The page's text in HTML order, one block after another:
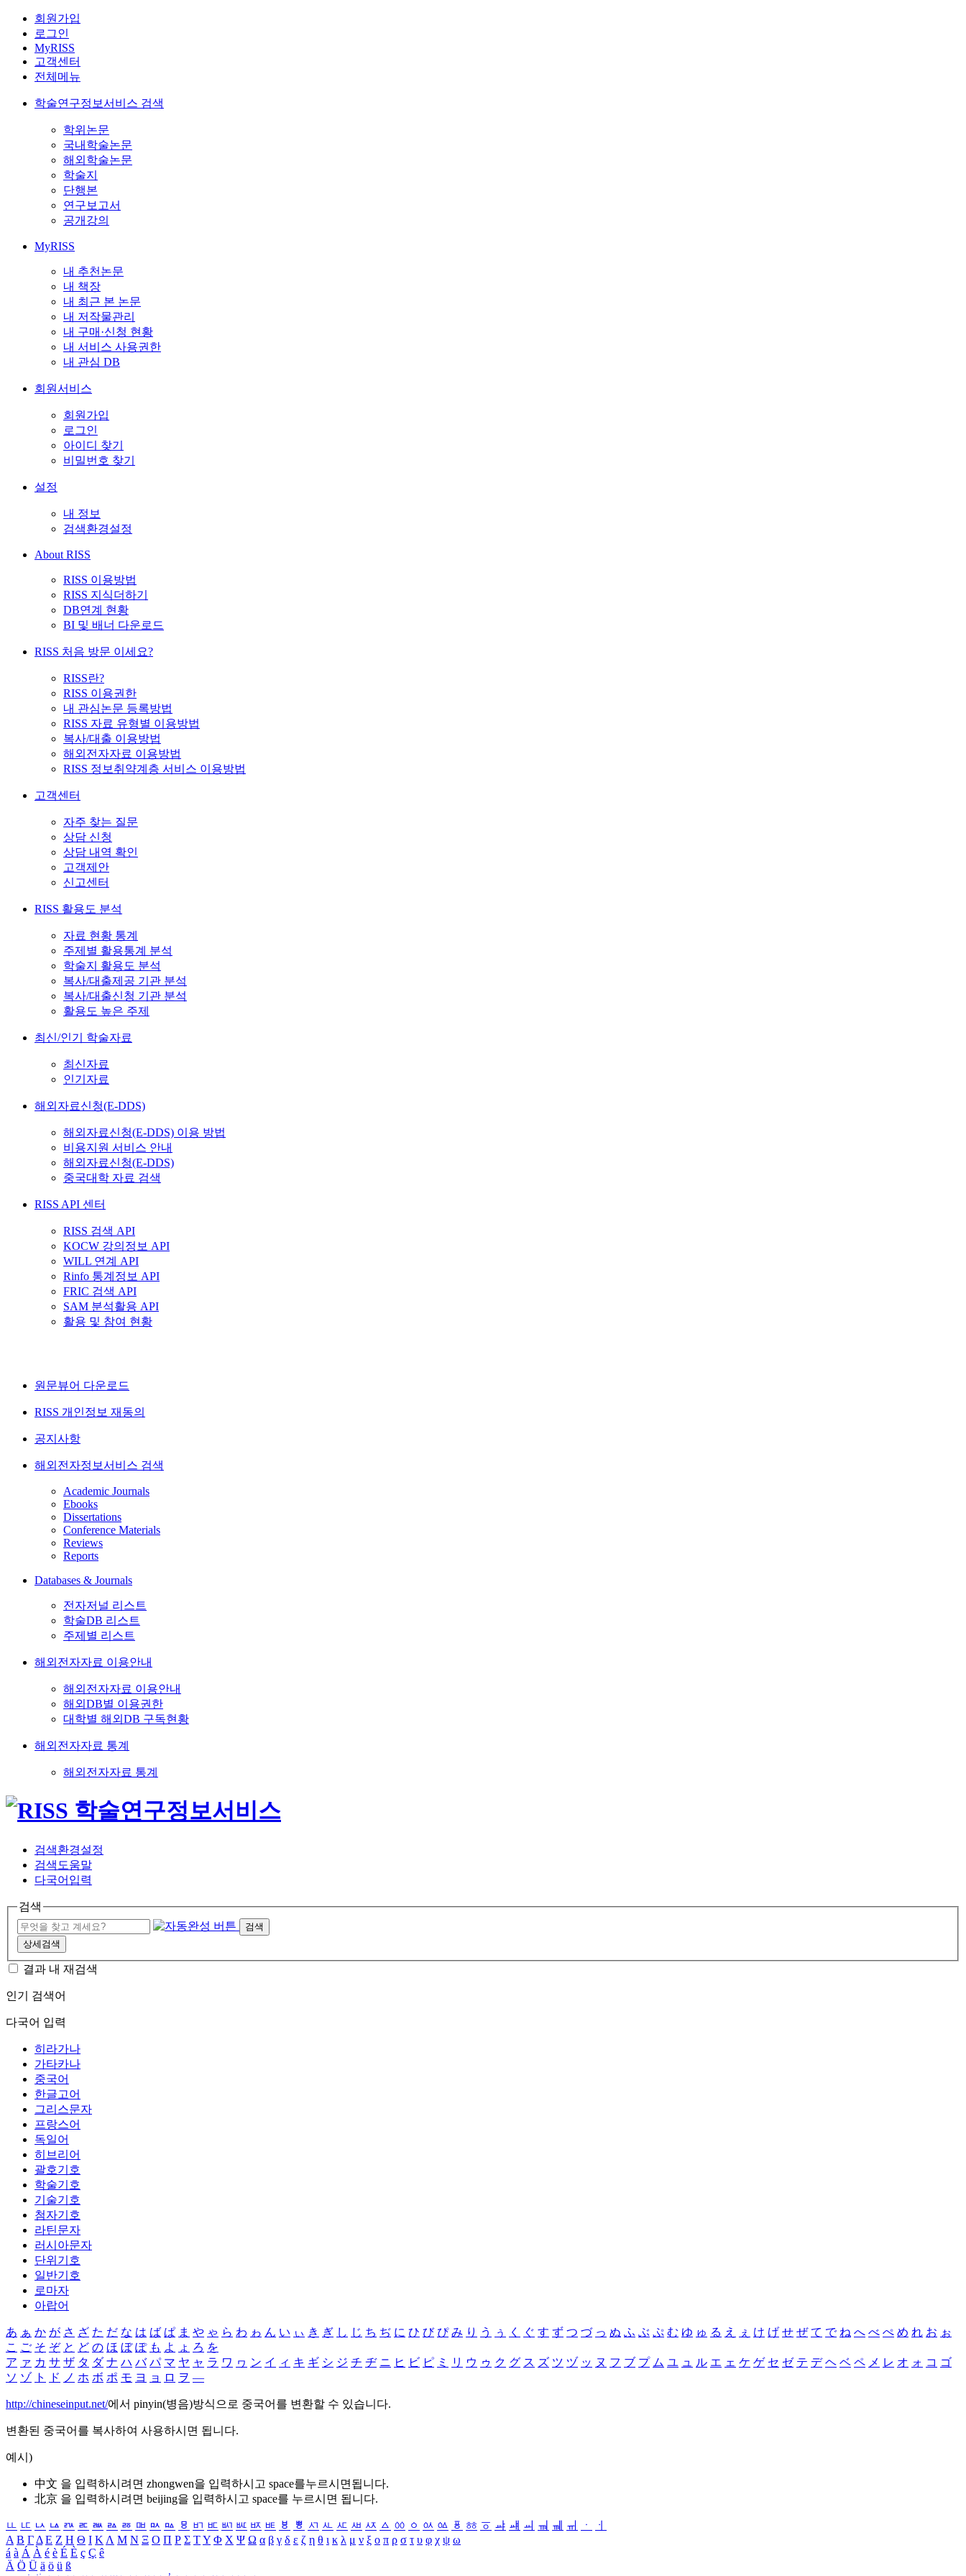
회원가입
로그인
MyRISS
고객센터
전체메뉴
학술연구정보서비스 검색
학위논문
국내학술논문
해외학술논문
학술지
단행본
연구보고서
공개강의
MyRISS
내 추천논문
내 책장
내 최근 본 논문
내 저작물관리
내 구매·신청 현황
내 서비스 사용권한
내 관심 DB
회원서비스
회원가입
로그인
아이디 찾기
비밀번호 찾기
설정
내 정보
검색환경설정
About RISS
RISS 이용방법
RISS 지식더하기
DB연계 현황
BI 및 배너 다운로드
RISS 처음 방문 이세요?
RISS란?
RISS 이용권한
내 관심논문 등록방법
RISS 자료 유형별 이용방법
복사/대출 이용방법
해외전자자료 이용방법
RISS 정보취약계층 서비스 이용방법
고객센터
자주 찾는 질문
상담 신청
상담 내역 확인
고객제안
신고센터
RISS 활용도 분석
자료 현황 통계
주제별 활용통계 분석
학술지 활용도 분석
복사/대출제공 기관 분석
복사/대출신청 기관 분석
활용도 높은 주제
최신/인기 학술자료
최신자료
인기자료
해외자료신청(E-DDS)
해외자료신청(E-DDS) 이용 방법
비용지원 서비스 안내
해외자료신청(E-DDS)
중국대학 자료 검색
RISS API 센터
RISS 검색 API
KOCW 강의정보 API
WILL 연계 API
Rinfo 통계정보 API
FRIC 검색 API
SAM 분석활용 API
활용 및 참여 현황
원문뷰어 다운로드
RISS 개인정보 재동의
공지사항
해외전자정보서비스 검색
Academic Journals
Ebooks
Dissertations
Conference Materials
Reviews
Reports
Databases & Journals
전자저널 리스트
학술DB 리스트
주제별 리스트
해외전자자료 이용안내
해외전자자료 이용안내
해외DB별 이용권한
대학별 해외DB 구독현황
해외전자자료 통계
해외전자자료 통계
검색환경설정
검색도움말
다국어입력
검색
검색
상세검색
결과 내 재검색
인기 검색어
다국어 입력
히라가나
가타카나
중국어
한글고어
그리스문자
프랑스어
독일어
히브리어
괄호기호
학술기호
기술기호
첨자기호
라틴문자
러시아문자
단위기호
일반기호
로마자
아랍어
あ ぁ か が さ ざ た だ な は ば ぱ ま や ゃ ら わ ゎ ん い ぃ き ぎ し じ ち ぢ に ひ び ぴ み り う ぅ く ぐ す ず つ づ っ ぬ ふ ぶ ぷ む ゆ ゅ る え ぇ け げ せ ぜ て で ね へ べ ぺ め れ お ぉ
こ ご そ ぞ と ど の ほ ぼ ぽ も よ ょ ろ を
ア ァ カ サ ザ タ ダ ナ ハ バ パ マ ヤ ャ ラ ワ ヮ ン イ ィ キ ギ シ ジ チ ヂ ニ ヒ ビ ピ ミ リ ウ ゥ ク グ ス ズ ツ ヅ ッ ヌ フ ブ プ ム ユ ュ ル エ ェ ケ ゲ セ ゼ テ デ ヘ ベ ペ メ レ オ ォ コ ゴ
ソ ゾ ト ド ノ ホ ボ ポ モ ヨ ョ ロ ヲ ―
http://chineseinput.net/에서 pinyin(병음)방식으로 중국어를 변환할 수 있습니다.
변환된 중국어를 복사하여 사용하시면 됩니다.
예시)
中文 을 입력하시려면 zhongwen을 입력하시고 space를누르시면됩니다.
北京 을 입력하시려면 beijing을 입력하시고 space를 누르시면 됩니다.
ㅥ ㅦ ㅧ ㅨ ㅩ ㅪ ㅫ ㅬ ㅭ ㅮ ㅯ ㅰ ㅱ ㅲ ㅳ ㅴ ㅵ ㅶ ㅷ ㅸ ㅹ ㅺ ㅻ ㅼ ㅽ ㅾ ㅿ ㆀ ㆁ ㆂ ㆃ ㆄ ㆅ ㆆ ㆇ ㆈ ㆉ ㆊ ㆋ ㆌ ㆍ
ㆎ
Α Β ΓΔ Ε Ζ Η Θ Ι ΚΛ Μ Ν Ξ Ο Π Ρ Σ ΤΥ Φ Χ Ψ Ω α β γ δ ε ζ η θ ι κ λ μ ν ξ ο π ρ σ τ υ φ χ ψ ω
á à Á À é è É È ç Ç ê
Ä Ö Ü ä ö ü ß